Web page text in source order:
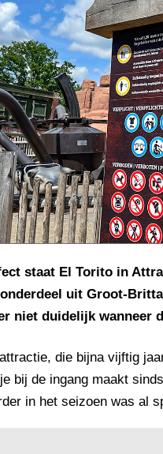
staat El Torito in
uit Groot-
niet duidelijk wanneer
die bijna vijftig
bij de ingang maakt
in het seizoen was al